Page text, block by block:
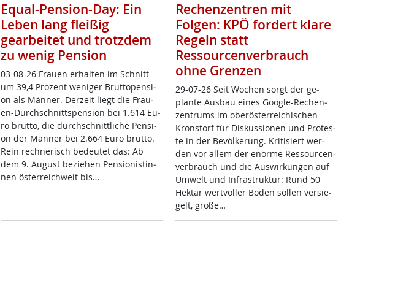
Equal-Pension-Day: Ein
Leben lang fleißig
gearbeitet und trotzdem
zu wenig Pension
03-08-26 Frau­en er­hal­ten im Schnitt
um 39,4 Pro­zent we­ni­ger Brut­to­pen­si­
on als Män­ner. Der­zeit liegt die Frau­
en-Durch­schnitt­s­pen­si­on bei 1.614 Eu­
ro brut­to, die durch­schnitt­li­che Pen­si­
on der Män­ner bei 2.664 Eu­ro brut­to.
Rein rech­ne­risch be­deu­tet das: Ab
dem 9. Au­gust be­zie­hen Pen­sio­nis­tin­
nen ös­t­er­reich­weit bis…
Rechenzentren mit
Folgen: KPÖ fordert klare
Regeln statt
Ressourcenverbrauch
ohne Grenzen
29-07-26 Seit Wo­chen sorgt der ge­
plan­te Aus­bau ei­nes Goog­le-Re­chen­
zen­trums im ober­ös­t­er­rei­chi­schen
Kron­s­torf für Dis­kus­sio­nen und Pro­tes­
te in der Be­völ­ke­rung. Kri­ti­siert wer­
den vor al­lem der enor­me Res­sour­cen­
ver­brauch und die Aus­wir­kun­gen auf
Um­welt und In­fra­struk­tur: Rund 50
Hektar wert­vol­ler Bo­den sol­len ver­sie­
gelt, gro­ße…